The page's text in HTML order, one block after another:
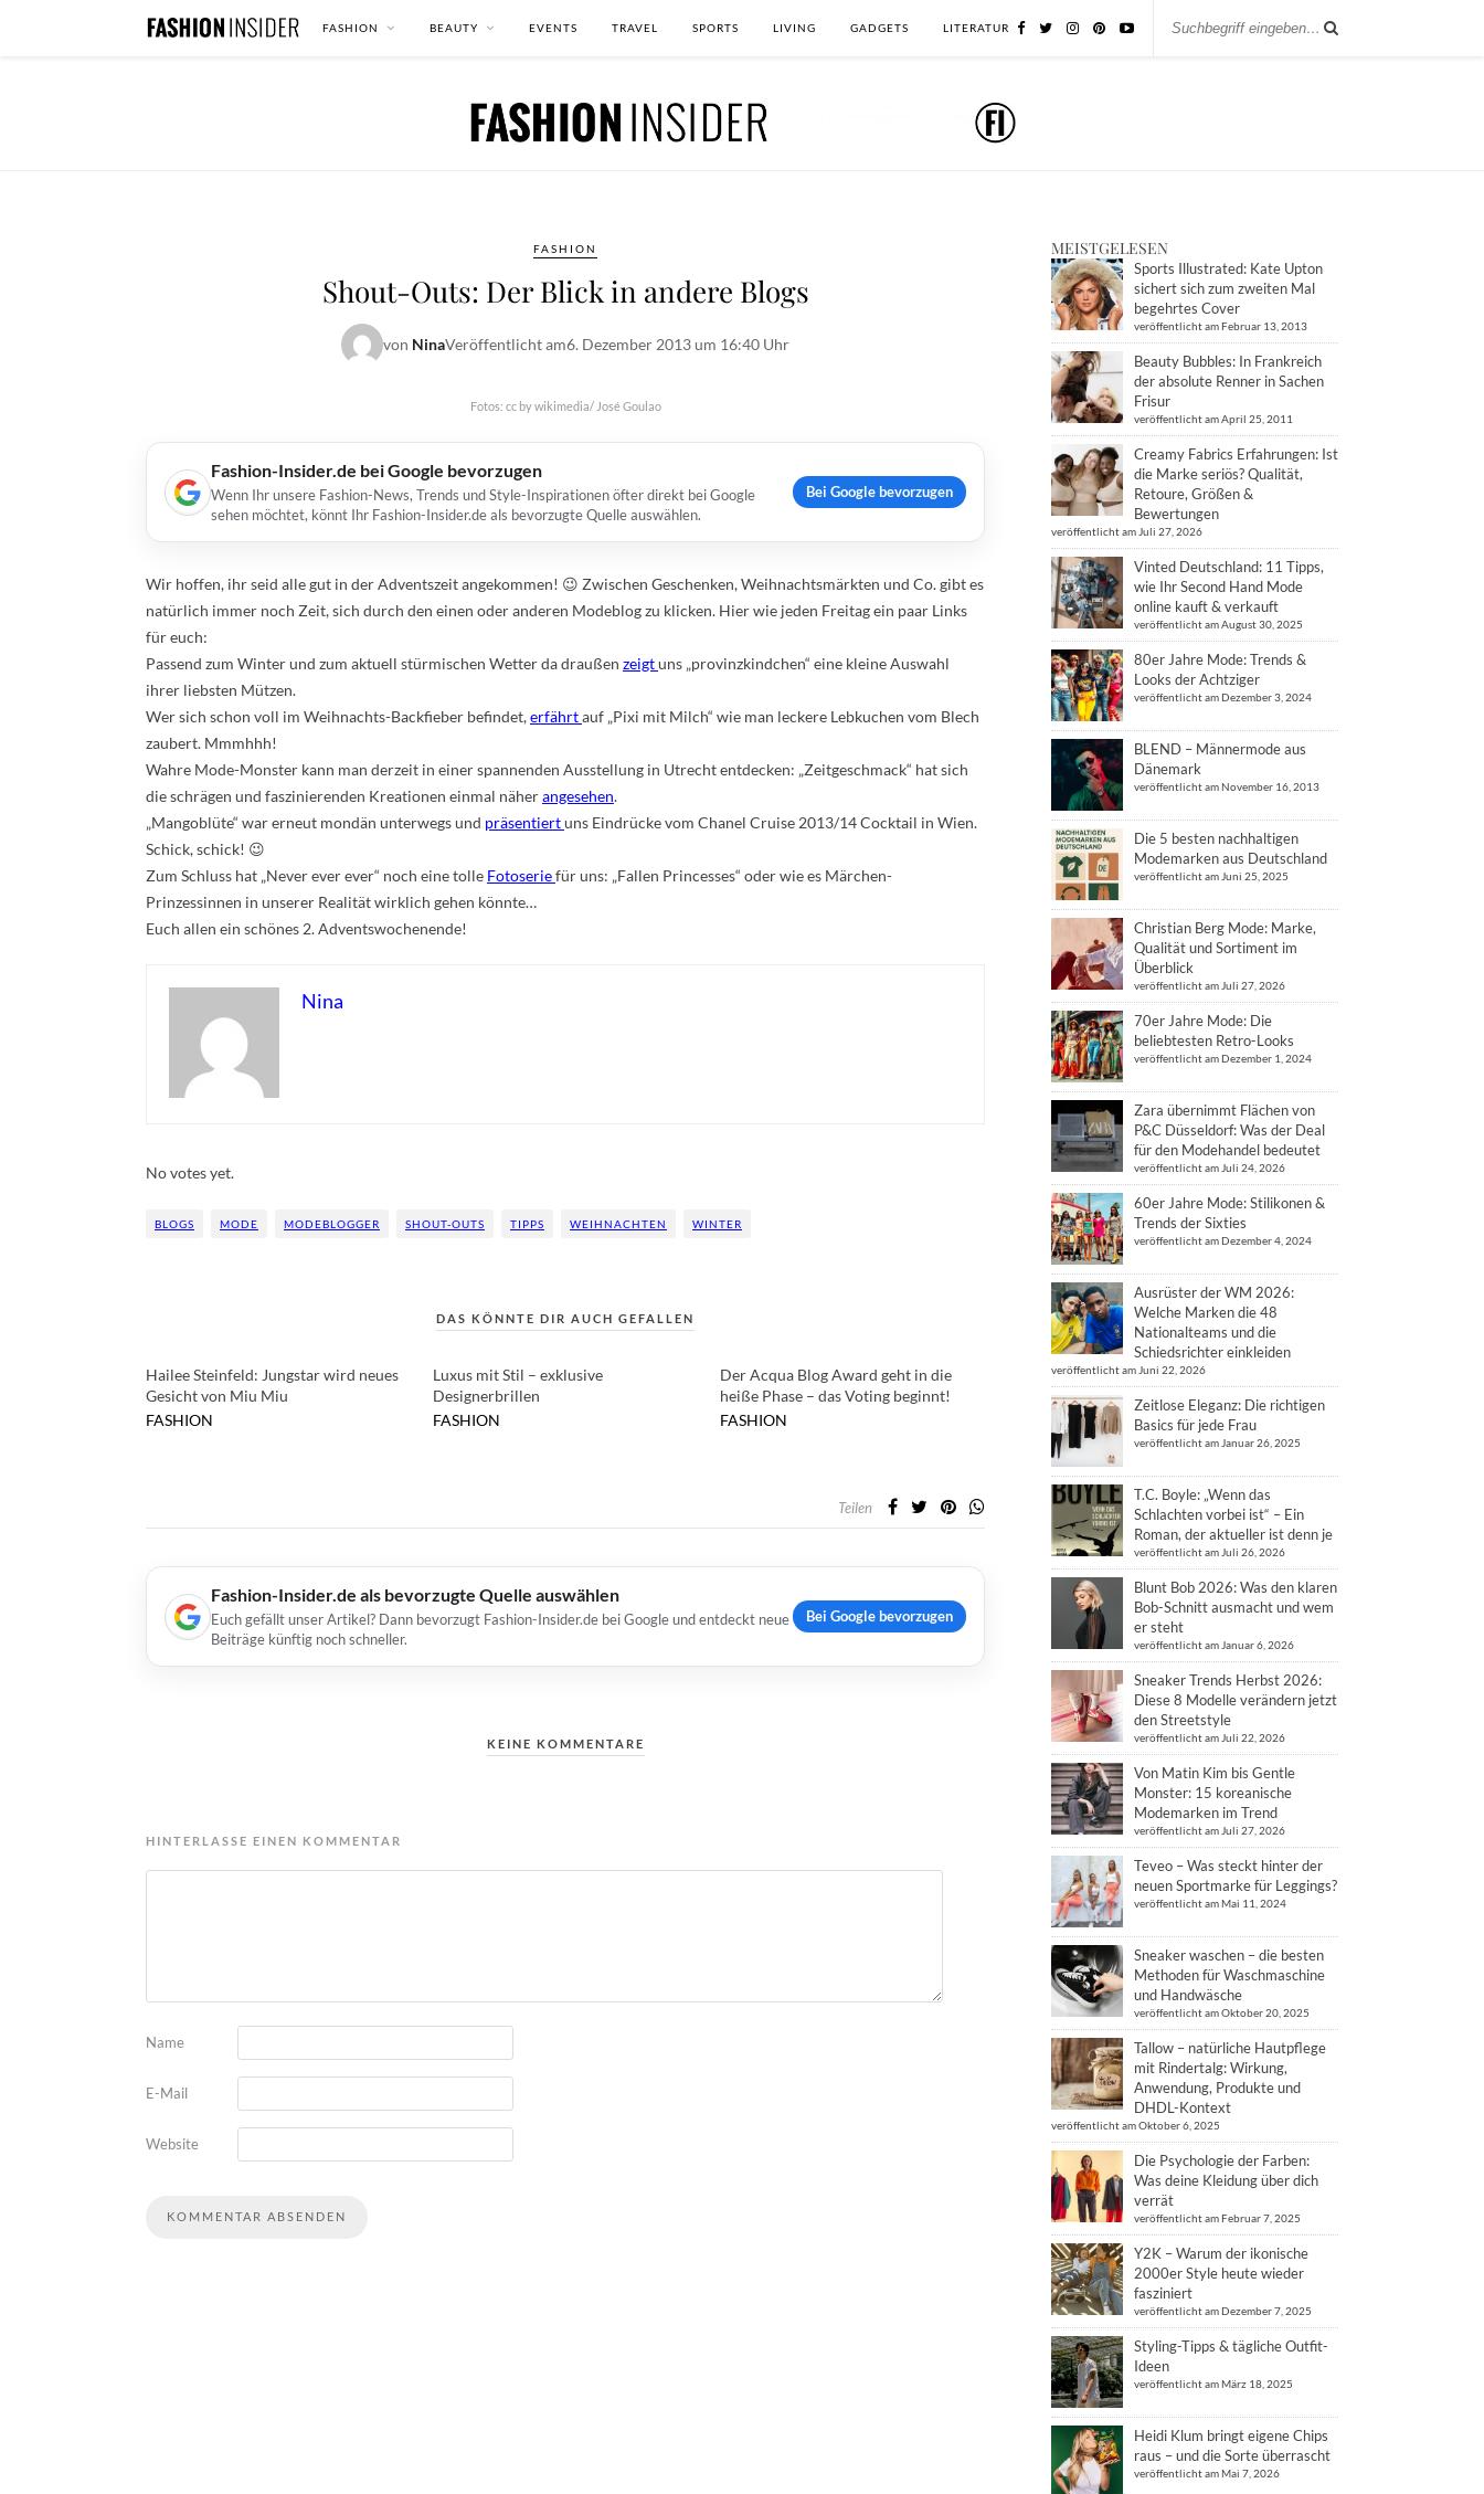
FASHION BEAUTY EVENTS TRAVEL SPORTS LIVING GADGETS LITERATUR
FASHION
Shout-Outs: Der Blick in andere Blogs
von NinaVeröffentlicht am6. Dezember 2013 um 16:40 Uhr
Fotos: cc by wikimedia/ José Goulao
Fashion-Insider.de bei Google bevorzugen
Wenn Ihr unsere Fashion-News, Trends und Style-Inspirationen öfter direkt bei Google
sehen möchtet, könnt Ihr Fashion-Insider.de als bevorzugte Quelle auswählen.
Bei Google bevorzugen
Wir hoffen, ihr seid alle gut in der Adventszeit angekommen! 😉 Zwischen Geschenken, Weihnachtsmärkten und Co. gibt es
natürlich immer noch Zeit, sich durch den einen oder anderen Modeblog zu klicken. Hier wie jeden Freitag ein paar Links
für euch:
Passend zum Winter und zum aktuell stürmischen Wetter da draußen zeigtuns „provinzkindchen“ eine kleine Auswahl
ihrer liebsten Mützen.
Wer sich schon voll im Weihnachts-Backfieber befindet,erfährtauf „Pixi mit Milch“ wie man leckere Lebkuchen vom Blech
zaubert. Mmmhhh!
Wahre Mode-Monster kann man derzeit in einer spannenden Ausstellung in Utrecht entdecken: „Zeitgeschmack“ hat sich
die schrägen und faszinierenden Kreationen einmal näherangesehen.
„Mangoblüte“ war erneut mondän unterwegs und präsentiertuns Eindrücke vom Chanel Cruise 2013/14 Cocktail in Wien.
Schick, schick! 😉
Zum Schluss hat „Never ever ever“ noch eine tolle Fotoseriefür uns: „Fallen Princesses“ oder wie es Märchen-
Prinzessinnen in unserer Realität wirklich gehen könnte…
Euch allen ein schönes 2. Adventswochenende!
Nina
No votes yet.
BLOGS MODE MODEBLOGGER SHOUT-OUTS TIPPS WEIHNACHTEN WINTER
DAS KÖNNTE DIR AUCH GEFALLEN
Hailee Steinfeld: Jungstar wird neues
Gesicht von Miu Miu
FASHION
Luxus mit Stil – exklusive
Designerbrillen
FASHION
Der Acqua Blog Award geht in die
heiße Phase – das Voting beginnt!
FASHION
Teilen
Fashion-Insider.de als bevorzugte Quelle auswählen
Euch gefällt unser Artikel? Dann bevorzugt Fashion-Insider.de bei Google und entdeckt neue
Beiträge künftig noch schneller.
Bei Google bevorzugen
KEINE KOMMENTARE
HINTERLASSE EINEN KOMMENTAR
Name
E-Mail
Website
MEISTGELESEN
Sports Illustrated: Kate Upton
sichert sich zum zweiten Mal
begehrtes Cover
veröffentlicht am Februar 13, 2013
Beauty Bubbles: In Frankreich
der absolute Renner in Sachen
Frisur
veröffentlicht am April 25, 2011
Creamy Fabrics Erfahrungen: Ist
die Marke seriös? Qualität,
Retoure, Größen &
Bewertungen
veröffentlicht am Juli 27, 2026
Vinted Deutschland: 11 Tipps,
wie Ihr Second Hand Mode
online kauft & verkauft
veröffentlicht am August 30, 2025
80er Jahre Mode: Trends &
Looks der Achtziger
veröffentlicht am Dezember 3, 2024
BLEND – Männermode aus
Dänemark
veröffentlicht am November 16, 2013
Die 5 besten nachhaltigen
Modemarken aus Deutschland
veröffentlicht am Juni 25, 2025
Christian Berg Mode: Marke,
Qualität und Sortiment im
Überblick
veröffentlicht am Juli 27, 2026
70er Jahre Mode: Die
beliebtesten Retro-Looks
veröffentlicht am Dezember 1, 2024
Zara übernimmt Flächen von
P&C Düsseldorf: Was der Deal
für den Modehandel bedeutet
veröffentlicht am Juli 24, 2026
60er Jahre Mode: Stilikonen &
Trends der Sixties
veröffentlicht am Dezember 4, 2024
Ausrüster der WM 2026:
Welche Marken die 48
Nationalteams und die
Schiedsrichter einkleiden
veröffentlicht am Juni 22, 2026
Zeitlose Eleganz: Die richtigen
Basics für jede Frau
veröffentlicht am Januar 26, 2025
T.C. Boyle: „Wenn das
Schlachten vorbei ist“ – Ein
Roman, der aktueller ist denn je
veröffentlicht am Juli 26, 2026
Blunt Bob 2026: Was den klaren
Bob-Schnitt ausmacht und wem
er steht
veröffentlicht am Januar 6, 2026
Sneaker Trends Herbst 2026:
Diese 8 Modelle verändern jetzt
den Streetstyle
veröffentlicht am Juli 22, 2026
Von Matin Kim bis Gentle
Monster: 15 koreanische
Modemarken im Trend
veröffentlicht am Juli 27, 2026
Teveo – Was steckt hinter der
neuen Sportmarke für Leggings?
veröffentlicht am Mai 11, 2024
Sneaker waschen – die besten
Methoden für Waschmaschine
und Handwäsche
veröffentlicht am Oktober 20, 2025
Tallow – natürliche Hautpflege
mit Rindertalg: Wirkung,
Anwendung, Produkte und
DHDL-Kontext
veröffentlicht am Oktober 6, 2025
Die Psychologie der Farben:
Was deine Kleidung über dich
verrät
veröffentlicht am Februar 7, 2025
Y2K – Warum der ikonische
2000er Style heute wieder
fasziniert
veröffentlicht am Dezember 7, 2025
Styling-Tipps & tägliche Outfit-
Ideen
veröffentlicht am März 18, 2025
Heidi Klum bringt eigene Chips
raus – und die Sorte überrascht
veröffentlicht am Mai 7, 2026